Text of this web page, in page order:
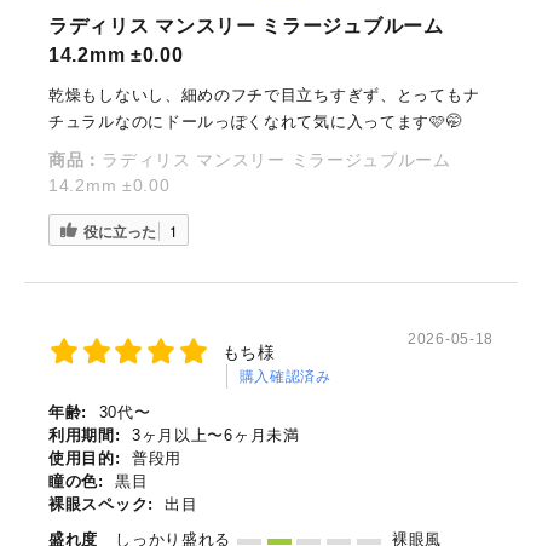
ラディリス マンスリー ミラージュブルーム
14.2mm ±0.00
乾燥もしないし、細めのフチで目立ちすぎず、とってもナ
チュラルなのにドールっぽくなれて気に入ってます🩷🤭
商品： ラディリス マンスリー ミラージュブルーム
14.2mm ±0.00
役に立った 1
もち様
購入確認済み
2026-05-18
年齢:
30代〜
利用期間:
3ヶ月以上〜6ヶ月未満
使用目的:
普段用
瞳の色:
黒目
裸眼スペック:
出目
盛れ度
しっかり盛れる
裸眼風